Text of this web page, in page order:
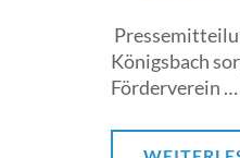
Königsbach
Förderverein …